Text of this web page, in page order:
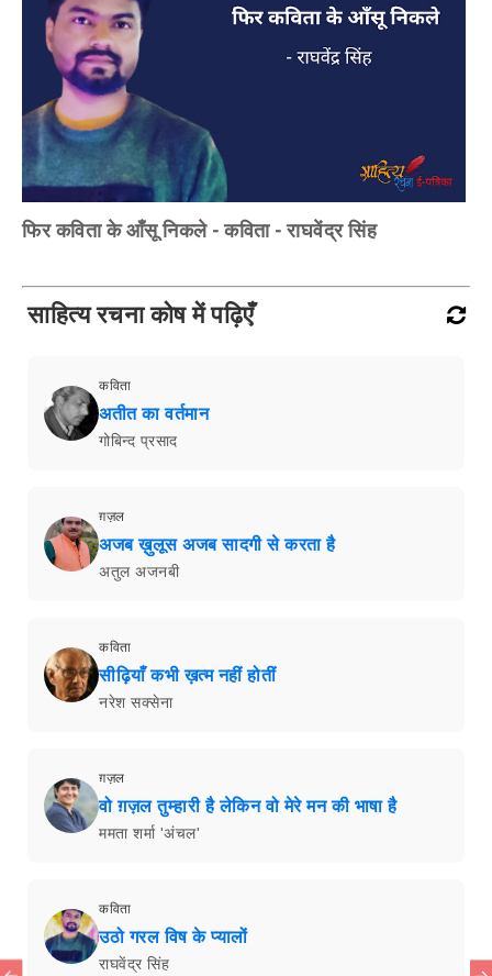
फिर कविता के आँसू निकले - कविता - राघवेंद्र सिंह
साहित्य रचना कोष में पढ़िएँ
कविता
अतीत का वर्तमान
गोबिन्द प्रसाद
ग़ज़ल
अजब ख़ुलूस अजब सादगी से करता है
अतुल अजनबी
कविता
सीढ़ियाँ कभी ख़त्म नहीं होतीं
नरेश सक्सेना
ग़ज़ल
वो ग़ज़ल तुम्हारी है लेकिन वो मेरे मन की भाषा है
ममता शर्मा 'अंचल'
कविता
उठो गरल विष के प्यालों
राघवेंद्र सिंह